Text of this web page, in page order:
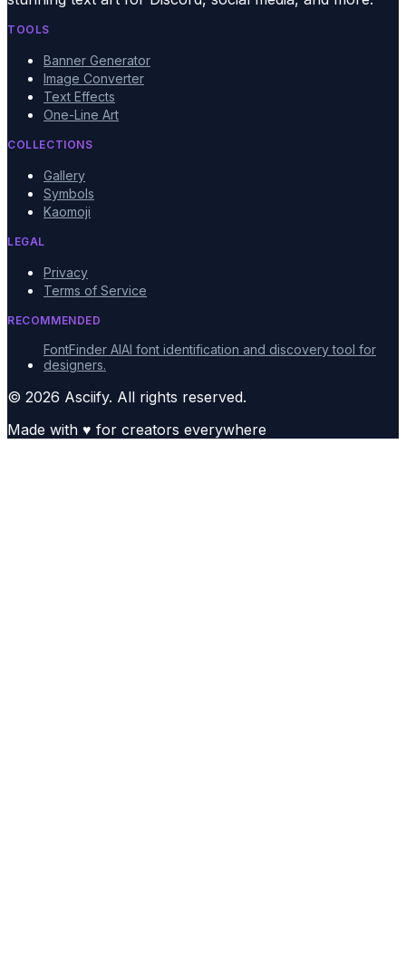
TOOLS
Banner Generator
Image Converter
Text Effects
One-Line Art
COLLECTIONS
Gallery
Symbols
Kaomoji
LEGAL
Privacy
Terms of Service
RECOMMENDED
FontFinder AIAI font identification and discovery tool for
designers.
© 2026 Asciify. All rights reserved.
Made with ♥ for creators everywhere